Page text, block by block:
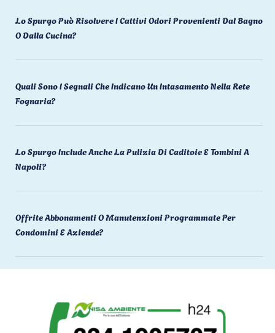
Lo Spurgo Può Risolvere I Cattivi Odori Provenienti Dal Bagno
O Dalla Cucina?
Quali Sono I Segnali Che Indicano Un Intasamento Nella Rete
Fognaria?
Lo Spurgo Include Anche La Pulizia Di Caditoie E Tombini A
Napoli?
Offrite Abbonamenti O Manutenzioni Programmate Per
Condomini E Aziende?